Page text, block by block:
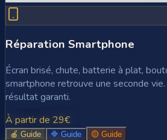
Réparation Smartphone
Écran brisé, chute, batterie à plat,
smartphone retrouve une seconde
résultat garanti.
À partir de 29€
🍎 Guide 🔷 Guide
🟡 Guide